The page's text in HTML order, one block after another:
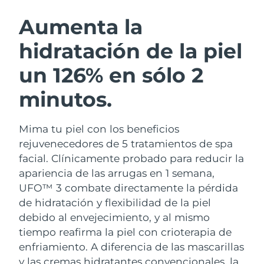
Aumenta la
hidratación de la piel
un 126% en sólo 2
minutos.
Mima tu piel con los beneficios
rejuvenecedores de 5 tratamientos de spa
facial. Clínicamente probado para reducir la
apariencia de las arrugas en 1 semana,
UFO™ 3 combate directamente la pérdida
de hidratación y flexibilidad de la piel
debido al envejecimiento, y al mismo
tiempo reafirma la piel con crioterapia de
enfriamiento. A diferencia de las mascarillas
y las cremas hidratantes convencionales, la
Limpieza facial
LUNA™ 4 pack
Anti-aging massage
LUNA™ 4 Plus
Massage, LED heating
LUNA™ 4 Men
For men, anti-aging massage
Lifting facial
BEAR™ 2 pack
Microcurrent toning
BEAR™ 2 go
Microcurrent toning on-the-go
BEAR™ 2 eyes & lips
Microcurrent line smoothing device
Hidratación
UFO™ 3 pack
Deep facial hydration
UFO™ 3 LED
Near-infrared and red light therapy
device
Cuidado bucal
issa™ 4
Hybrid silicone sonic toothbrush
issa™ 4 plus
Smart hybrid silicone sonic toothbrush
TRATAMIENTO ANTIEDAD FAQ™
Antiedad Tratamientos LED
NEW
Austria
Baréin Entrega prevista 8/13/26
Bélgica Entrega prevista
Bermudas
Bosnia y Herzegovina Entrega prevista
Brunéi Entrega prevista8/17/26
Bulgaria Entrega prevista8/12/26
Canadá Entrega prevista
Chile Entrega prevista